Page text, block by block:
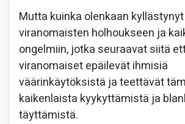
Mutta kuinka olenkaan kyllästynyt
viranomaisten holhoukseen ja
ongelmiin, jotka seuraavat siitä
viranomaiset epäilevät ihmisiä
väärinkäytöksistä ja teettävät
kaikenlaista kyykyttämistä ja
täyttämistä.